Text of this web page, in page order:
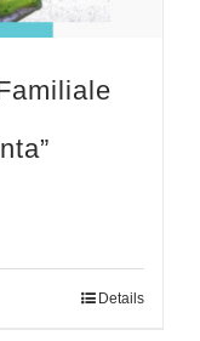
Details